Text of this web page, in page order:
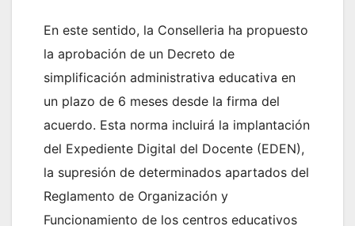
En este sentido, la Conselleria ha propuesto
la aprobación de un Decreto de
simplificación administrativa educativa en
un plazo de 6 meses desde la firma del
acuerdo. Esta norma incluirá la implantación
del Expediente Digital del Docente (EDEN),
la supresión de determinados apartados del
Reglamento de Organización y
Funcionamiento de los centros educativos